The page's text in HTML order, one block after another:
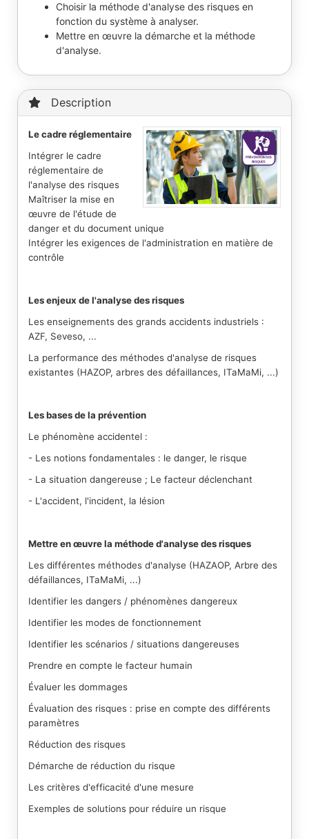
Choisir la méthode d'analyse des risques en
fonction du système à analyser.
Mettre en œuvre la démarche et la méthode
d'analyse.
Description
Le cadre réglementaire
Intégrer le cadre
réglementaire de
l'analyse des risques
Maîtriser la mise en
œuvre de l'étude de
danger et du document unique
Intégrer les exigences de l'administration en matière de
contrôle
Les enjeux de l'analyse des risques
Les enseignements des grands accidents industriels :
AZF, Seveso, ...
La performance des méthodes d'analyse de risques
existantes (HAZOP, arbres des défaillances, ITaMaMi, ...)
Les bases de la prévention
Le phénomène accidentel :
- Les notions fondamentales : le danger, le risque
- La situation dangereuse ; Le facteur déclenchant
- L'accident, l'incident, la lésion
Mettre en œuvre la méthode d'analyse des risques
Les différentes méthodes d'analyse (HAZAOP, Arbre des
défaillances, ITaMaMi, ...)
Identifier les dangers / phénomènes dangereux
Identifier les modes de fonctionnement
Identifier les scénarios / situations dangereuses
Prendre en compte le facteur humain
Évaluer les dommages
Évaluation des risques : prise en compte des différents
paramètres
Réduction des risques
Démarche de réduction du risque
Les critères d'efficacité d'une mesure
Exemples de solutions pour réduire un risque